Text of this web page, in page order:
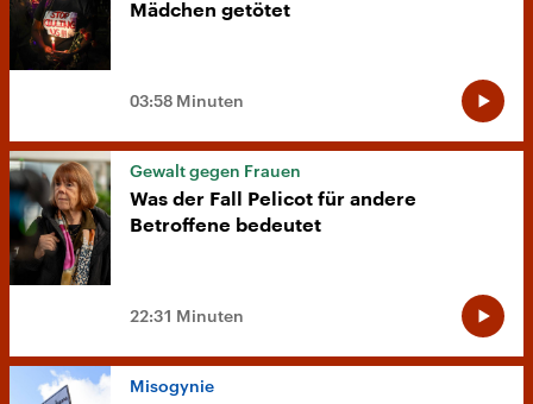
Mädchen getötet
03:58 Minuten
Gewalt gegen Frauen
Was der Fall Pelicot für andere
Betroffene bedeutet
22:31 Minuten
Misogynie